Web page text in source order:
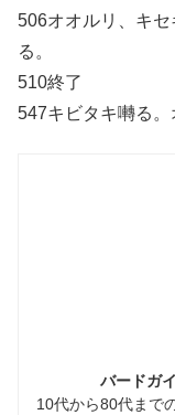
506オオルリ、キ
る。
510終了
547キビタキ囀る。
バードガ
10代から80代まで